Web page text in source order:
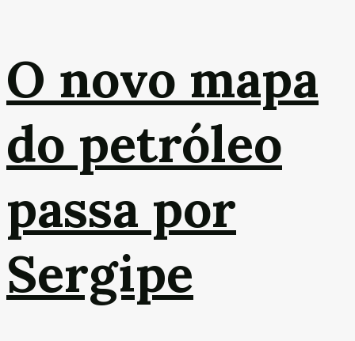
O novo mapa
do petróleo
passa por
Sergipe